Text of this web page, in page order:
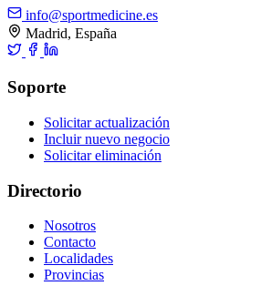
info@sportmedicine.es
Madrid, España
Soporte
Solicitar actualización
Incluir nuevo negocio
Solicitar eliminación
Directorio
Nosotros
Contacto
Localidades
Provincias